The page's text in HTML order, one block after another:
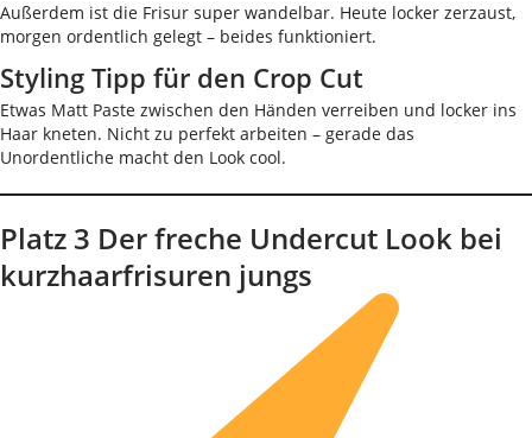
Außerdem ist die Frisur super wandelbar. Heute locker zerzaust,
morgen ordentlich gelegt – beides funktioniert.
Styling Tipp für den Crop Cut
Etwas Matt Paste zwischen den Händen verreiben und locker ins
Haar kneten. Nicht zu perfekt arbeiten – gerade das
Unordentliche macht den Look cool.
Platz 3 Der freche Undercut Look bei
kurzhaarfrisuren jungs